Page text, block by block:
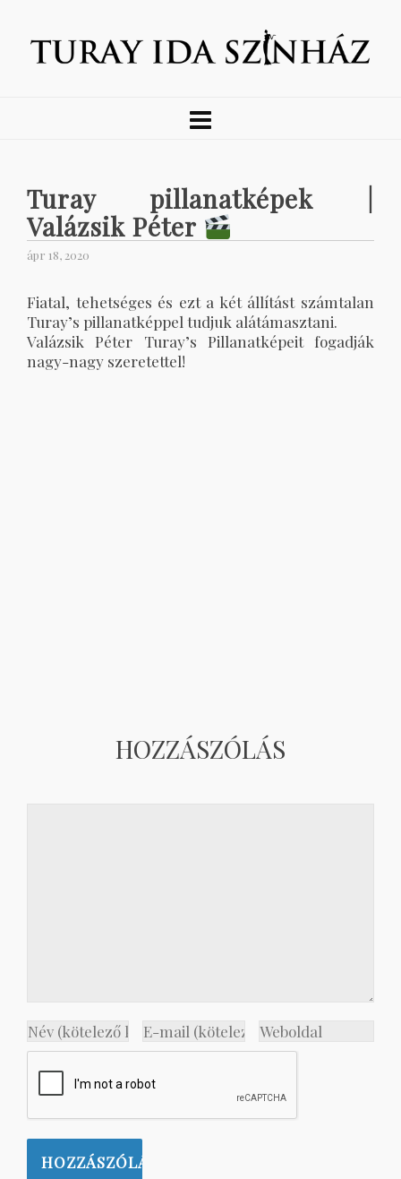
Turay pillanatképek |
Valázsik Péter
ápr 18, 2020
Fiatal, tehetséges és ezt a két állítást számtalan
Turay’s pillanatképpel tudjuk alátámasztani.
Valázsik Péter Turay’s Pillanatképeit fogadják
nagy-nagy szeretettel!
HOZZÁSZÓLÁS